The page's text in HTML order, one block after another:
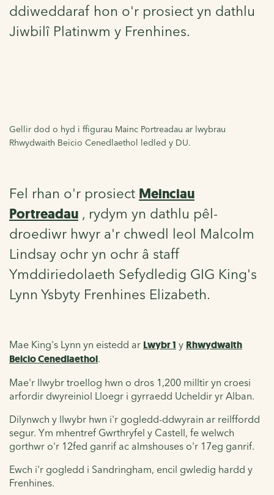
ddiweddaraf hon o'r prosiect yn dathlu
Jiwbilî Platinwm y Frenhines.
Gellir dod o hyd i ffigurau Mainc Portreadau ar lwybrau
Rhwydwaith Beicio Cenedlaethol ledled y DU.
Fel rhan o'r prosiect Meinciau
Portreadau , rydym yn dathlu pêl-
droediwr hwyr a'r chwedl leol Malcolm
Lindsay ochr yn ochr â staff
Ymddiriedolaeth Sefydledig GIG King's
Lynn Ysbyty Frenhines Elizabeth.
Mae King's Lynn yn eistedd ar Lwybr 1 y Rhwydwaith
Beicio Cenedlaethol.
Mae'r llwybr troellog hwn o dros 1,200 milltir yn croesi
arfordir dwyreiniol Lloegr i gyrraedd Ucheldir yr Alban.
Dilynwch y llwybr hwn i'r gogledd-ddwyrain ar reilffordd
segur. Ym mhentref Gwrthryfel y Castell, fe welwch
gorthwr o'r 12fed ganrif ac almshouses o'r 17eg ganrif.
Ewch i'r gogledd i Sandringham, encil gwledig hardd y
Frenhines.